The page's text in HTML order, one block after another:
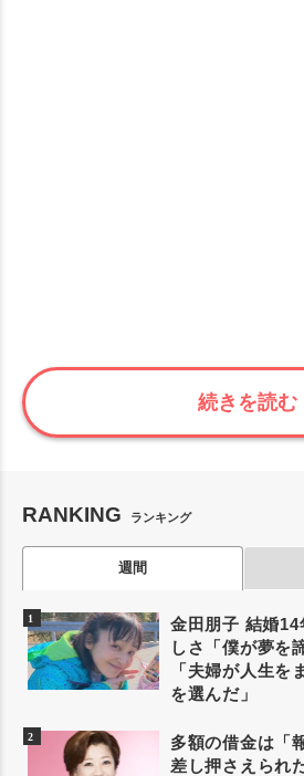
続きを読む
RANKING ランキング
週間
金田朋子 結婚
しさ「僕が夢を
「夫婦が人生を
を選んだ」
多額の借金は「
差し押さえられ